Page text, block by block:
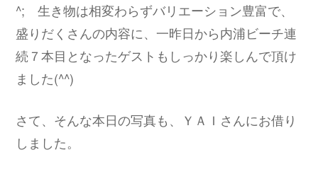
^; 生き物は相変わらずバリエーション豊富で、
盛りだくさんの内容に、一昨日から内浦ビーチ連
続７本目となったゲストもしっかり楽しんで頂け
ました(^^)
さて、そんな本日の写真も、ＹＡＩさんにお借り
しました。